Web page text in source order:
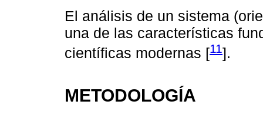
El análisis de un sistema
una de las características
científicas modernas [11].
METODOLOGÍA